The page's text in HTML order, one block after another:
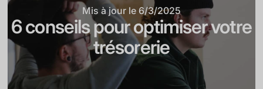
Mis à jour le 6/3/2025
6 conseils pour optimiser votre
trésorerie